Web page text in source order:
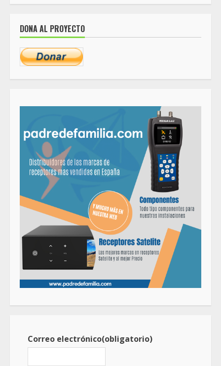
de
entradas
DONA AL PROYECTO
Correo electrónico(obligatorio)